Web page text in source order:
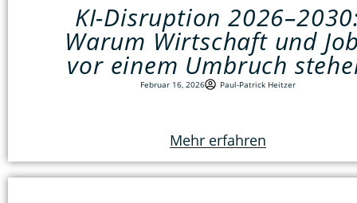
KI-Disruption
Warum Wirtschaft und
vor einem Umbruch
Februar 16, 2026 Paul-Patrick Heitzer
Mehr erfahren